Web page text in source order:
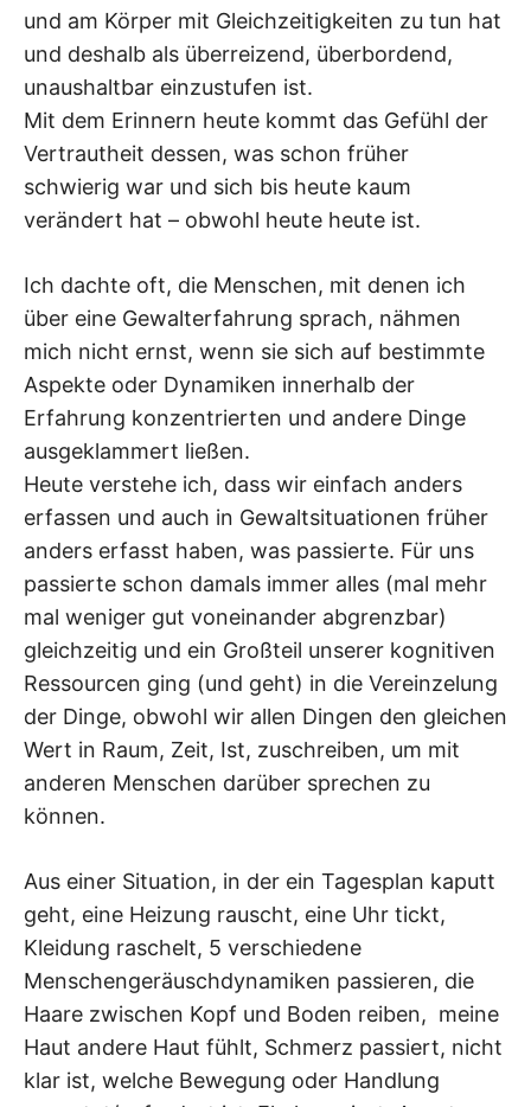
und am Körper mit Gleichzeitigkeiten zu tun hat
und deshalb als überreizend, überbordend,
unaushaltbar einzustufen ist.
Mit dem Erinnern heute kommt das Gefühl der
Vertrautheit dessen, was schon früher
schwierig war und sich bis heute kaum
verändert hat – obwohl heute heute ist.
Ich dachte oft, die Menschen, mit denen ich
über eine Gewalterfahrung sprach, nähmen
mich nicht ernst, wenn sie sich auf bestimmte
Aspekte oder Dynamiken innerhalb der
Erfahrung konzentrierten und andere Dinge
ausgeklammert ließen.
Heute verstehe ich, dass wir einfach anders
erfassen und auch in Gewaltsituationen früher
anders erfasst haben, was passierte. Für uns
passierte schon damals immer alles (mal mehr
mal weniger gut voneinander abgrenzbar)
gleichzeitig und ein Großteil unserer kognitiven
Ressourcen ging (und geht) in die Vereinzelung
der Dinge, obwohl wir allen Dingen den gleichen
Wert in Raum, Zeit, Ist, zuschreiben, um mit
anderen Menschen darüber sprechen zu
können.
Aus einer Situation, in der ein Tagesplan kaputt
geht, eine Heizung rauscht, eine Uhr tickt,
Kleidung raschelt, 5 verschiedene
Menschengeräuschdynamiken passieren, die
Haare zwischen Kopf und Boden reiben, meine
Haut andere Haut fühlt, Schmerz passiert, nicht
klar ist, welche Bewegung oder Handlung